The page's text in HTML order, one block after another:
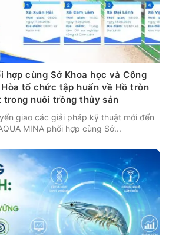
hợp cùng Sở Khoa học và Công
tổ chức tập huấn về Hồ tròn
trong nuôi trồng thủy sản
giao các giải pháp kỹ thuật mới đến
MINA phối hợp cùng Sở...